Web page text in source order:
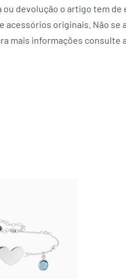
devolução o artigo tem de
acessórios originais. Não
mais informações consulte